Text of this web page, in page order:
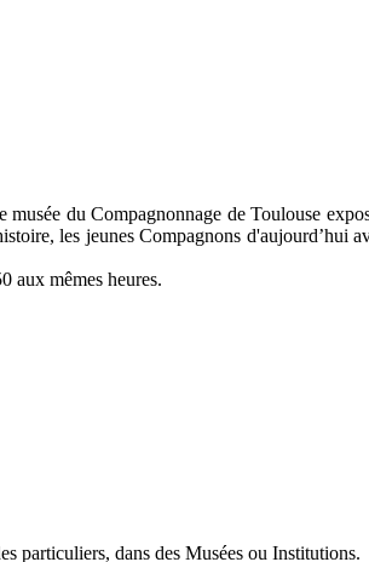
du Compagnonnage de Toulouse
les jeunes Compagnons d'aujourd’hui
aux mêmes heures.
particuliers, dans des Musées ou Institutions.